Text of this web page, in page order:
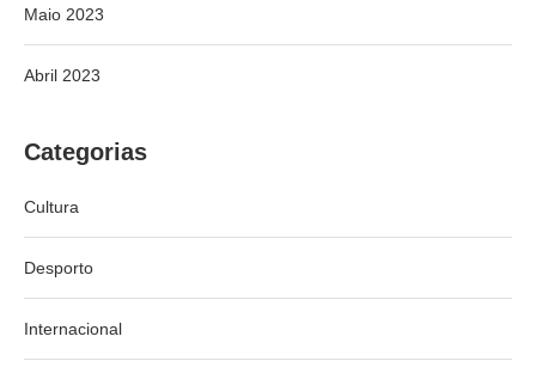
Maio 2023
Abril 2023
Categorias
Cultura
Desporto
Internacional